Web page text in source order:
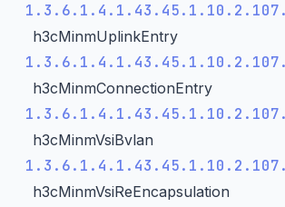
h3cMinmUplinkEntry
h3cMinmConnectionEntry
h3cMinmVsiBvlan
h3cMinmVsiReEncapsulation